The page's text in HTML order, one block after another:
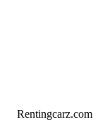
Rentingcarz.com